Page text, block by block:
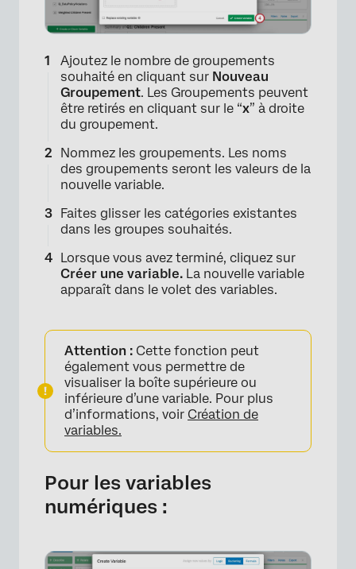
×
×
Ajoutez le nombre de groupements
souhaité en cliquant sur Nouveau
Groupement. Les Groupements peuvent
être retirés en cliquant sur le “x” à droite
du groupement.
Nommez les groupements. Les noms
des groupements seront les valeurs de la
nouvelle variable.
Faites glisser les catégories existantes
dans les groupes souhaités.
Lorsque vous avez terminé, cliquez sur
Créer une variable. La nouvelle variable
apparaît dans le volet des variables.
Attention : Cette fonction peut
également vous permettre de
visualiser la boîte supérieure ou
inférieure d’une variable. Pour plus
d’informations, voir Création de
variables.
Pour les variables
numériques :